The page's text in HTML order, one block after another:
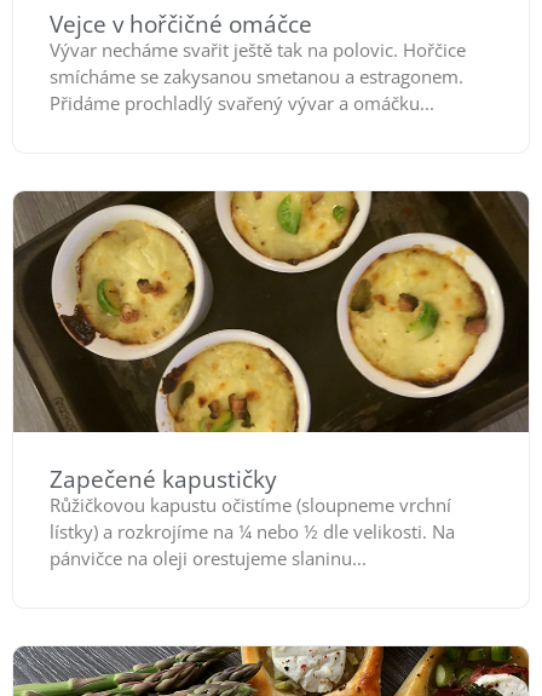
Vejce v hořčičné omáčce
Vývar necháme svařit ještě tak na polovic. Hořčice
smícháme se zakysanou smetanou a estragonem.
Přidáme prochladlý svařený vývar a omáčku...
Zapečené kapustičky
Růžičkovou kapustu očistíme (sloupneme vrchní
lístky) a rozkrojíme na ¼ nebo ½ dle velikosti. Na
pánvičce na oleji orestujeme slaninu...